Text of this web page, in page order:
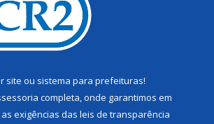
site ou sistema para prefeituras!
completa, onde garantimos em
exigências das leis de transparência